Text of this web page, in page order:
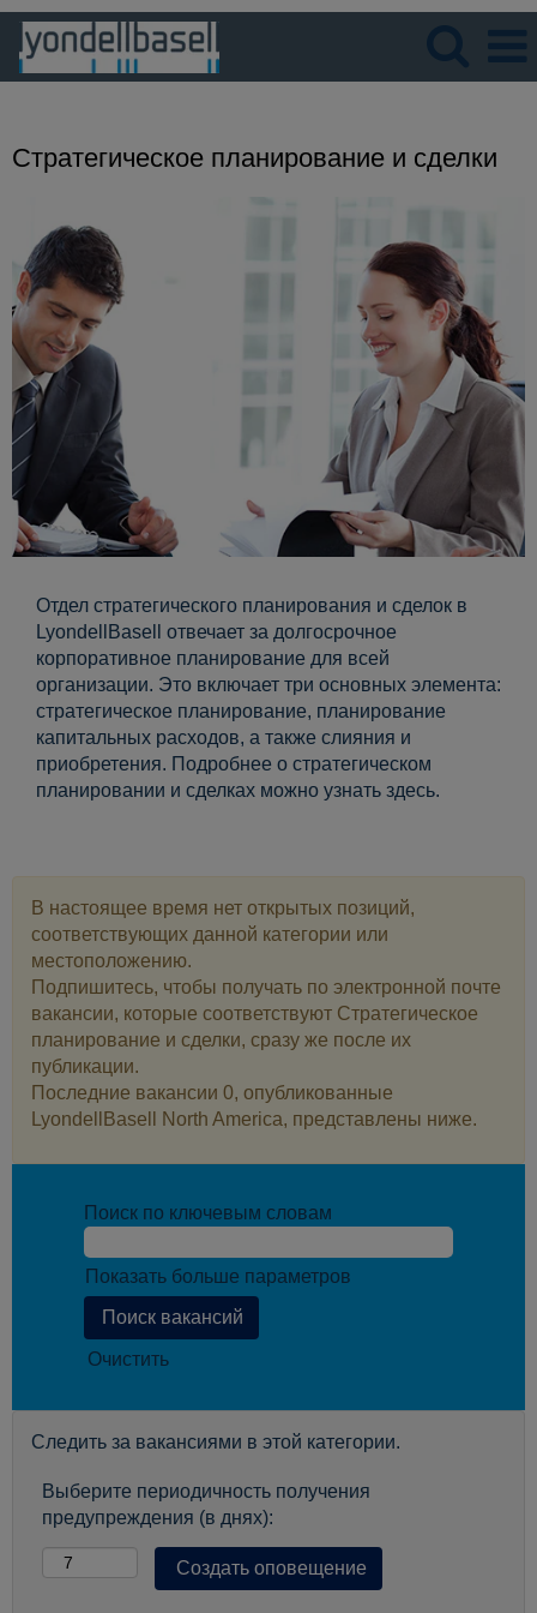
Стратегическое планирование и сделки
Отдел стратегического планирования и сделок в
LyondellBasell отвечает за долгосрочное
корпоративное планирование для всей
организации. Это включает три основных элемента:
стратегическое планирование, планирование
капитальных расходов, а также слияния и
приобретения. Подробнее о стратегическом
планировании и сделках можно узнать здесь.​
В настоящее время нет открытых позиций,
соответствующих данной категории или
местоположению.
Подпишитесь, чтобы получать по электронной почте
вакансии, которые соответствуют Стратегическое
планирование и сделки, сразу же после их
публикации.
Последние вакансии 0, опубликованные
LyondellBasell North America, представлены ниже.
Поиск по ключевым словам
Показать больше параметров
Очистить
Следить за вакансиями в этой категории.
Выберите периодичность получения
предупреждения (в днях):